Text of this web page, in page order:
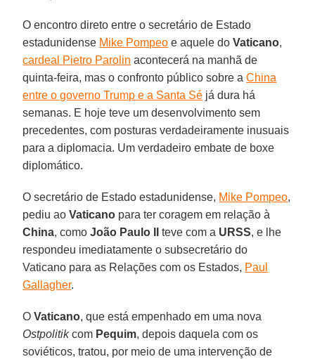
O encontro direto entre o secretário de Estado
estadunidense Mike Pompeo e aquele doVaticano,
cardeal Pietro Parolin acontecerá na manhã de
quinta-feira, mas o confronto público sobre aChina
entre o governo Trump e a Santa Sé já dura há
semanas. E hoje teve um desenvolvimento sem
precedentes, com posturas verdadeiramente inusuais
para a diplomacia. Um verdadeiro embate de boxe
diplomático.
O secretário de Estado estadunidense, Mike Pompeo,
pediu aoVaticano para ter coragem em relação à
China, comoJoão Paulo II teve com a URSS, e lhe
respondeu imediatamente o subsecretário do
Vaticano para as Relações com os Estados, Paul
Gallagher.
OVaticano, que está empenhado em uma nova
Ostpolitikcom Pequim, depois daquela com os
soviéticos, tratou, por meio de uma intervenção de